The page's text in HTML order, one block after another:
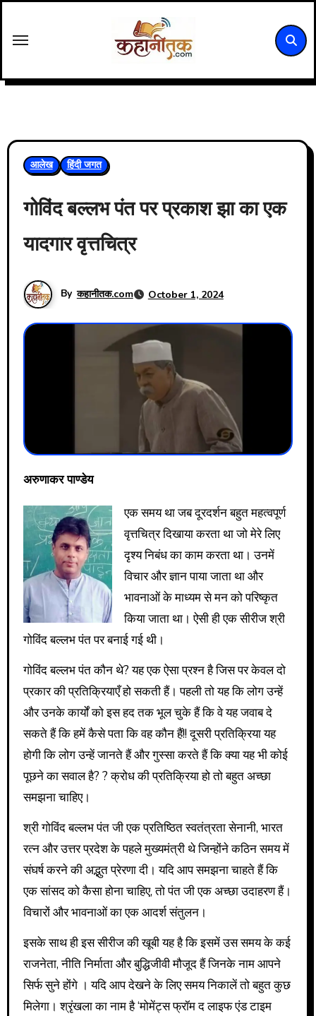
content
आलेख हिंदी जगत
गोविंद बल्लभ पंत पर प्रकाश झा का एक
यादगार वृत्तचित्र
By कहानीतक.com October 1, 2024
अरुणाकर पाण्डेय
एक समय था जब दूरदर्शन बहुत महत्वपूर्ण
वृत्तचित्र दिखाया करता था जो मेरे लिए
दृश्य निबंध का काम करता था। उनमें
विचार और ज्ञान पाया जाता था और
भावनाओं के माध्यम से मन को परिष्कृत
किया जाता था। ऐसी ही एक सीरीज श्री
गोविंद बल्लभ पंत पर बनाई गई थी।
गोविंद बल्लभ पंत कौन थे? यह एक ऐसा प्रश्न है जिस पर केवल दो
प्रकार की प्रतिक्रियाएँ हो सकती हैं। पहली तो यह कि लोग उन्हें
और उनके कार्यों को इस हद तक भूल चुके हैं कि वे यह जवाब दे
सकते हैं कि हमें कैसे पता कि वह कौन हैं!! दूसरी प्रतिक्रिया यह
होगी कि लोग उन्हें जानते हैं और गुस्सा करते हैं कि क्या यह भी कोई
पूछने का सवाल है? ? क्रोध की प्रतिक्रिया हो तो बहुत अच्छा
समझना चाहिए।
श्री गोविंद बल्लभ पंत जी एक प्रतिष्ठित स्वतंत्रता सेनानी, भारत
रत्न और उत्तर प्रदेश के पहले मुख्यमंत्री थे जिन्होंने कठिन समय में
संघर्ष करने की अद्भुत प्रेरणा दी। यदि आप समझना चाहते हैं कि
एक सांसद को कैसा होना चाहिए, तो पंत जी एक अच्छा उदाहरण हैं।
विचारों और भावनाओं का एक आदर्श संतुलन।
इसके साथ ही इस सीरीज की खूबी यह है कि इसमें उस समय के कई
राजनेता, नीति निर्माता और बुद्धिजीवी मौजूद हैं जिनके नाम आपने
सिर्फ सुने होंगे । यदि आप देखने के लिए समय निकालें तो बहुत कुछ
मिलेगा। श्रृंखला का नाम है ‘मोमेंट्स फ्रॉम द लाइफ एंड टाइम